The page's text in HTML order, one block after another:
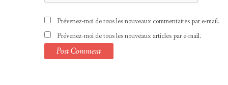
Prévenez-moi de tous les nouveaux commentaires par e-mail.
Prévenez-moi de tous les nouveaux articles par e-mail.